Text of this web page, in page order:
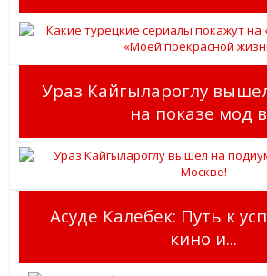
Ураз Кайгылароглу
на показе мод
Асуде Калебек: Путь к
кино и...